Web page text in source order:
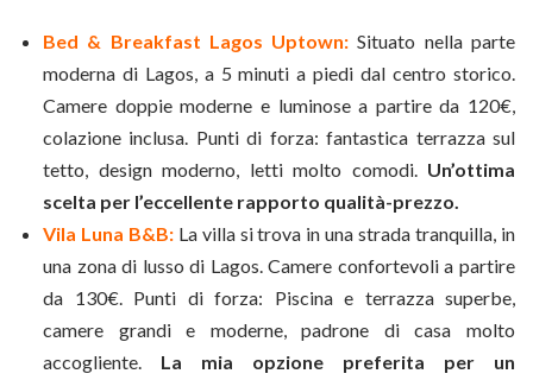
Bed & Breakfast Lagos Uptown: Situato nella parte
moderna di Lagos, a 5 minuti a piedi dal centro storico.
Camere doppie moderne e luminose a partire da 120€,
colazione inclusa. Punti di forza: fantastica terrazza sul
tetto, design moderno, letti molto comodi. Un’ottima
scelta per l’eccellente rapporto qualità-prezzo.
Vila Luna B&B:La villa si trova in una strada tranquilla, in
una zona di lusso di Lagos. Camere confortevoli a partire
da 130€. Punti di forza: Piscina e terrazza superbe,
camere grandi e moderne, padrone di casa molto
accogliente. La mia opzione preferita per un